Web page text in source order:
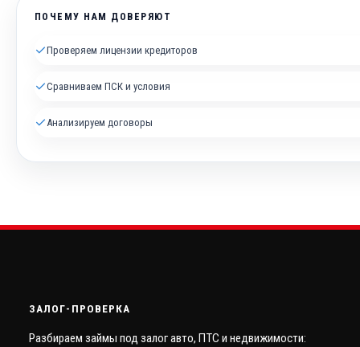
ПОЧЕМУ НАМ ДОВЕРЯЮТ
✓Проверяем лицензии кредиторов
✓Сравниваем ПСК и условия
✓Анализируем договоры
ЗАЛОГ-ПРОВЕРКА
Разбираем займы под залог авто, ПТС и недвижимости: